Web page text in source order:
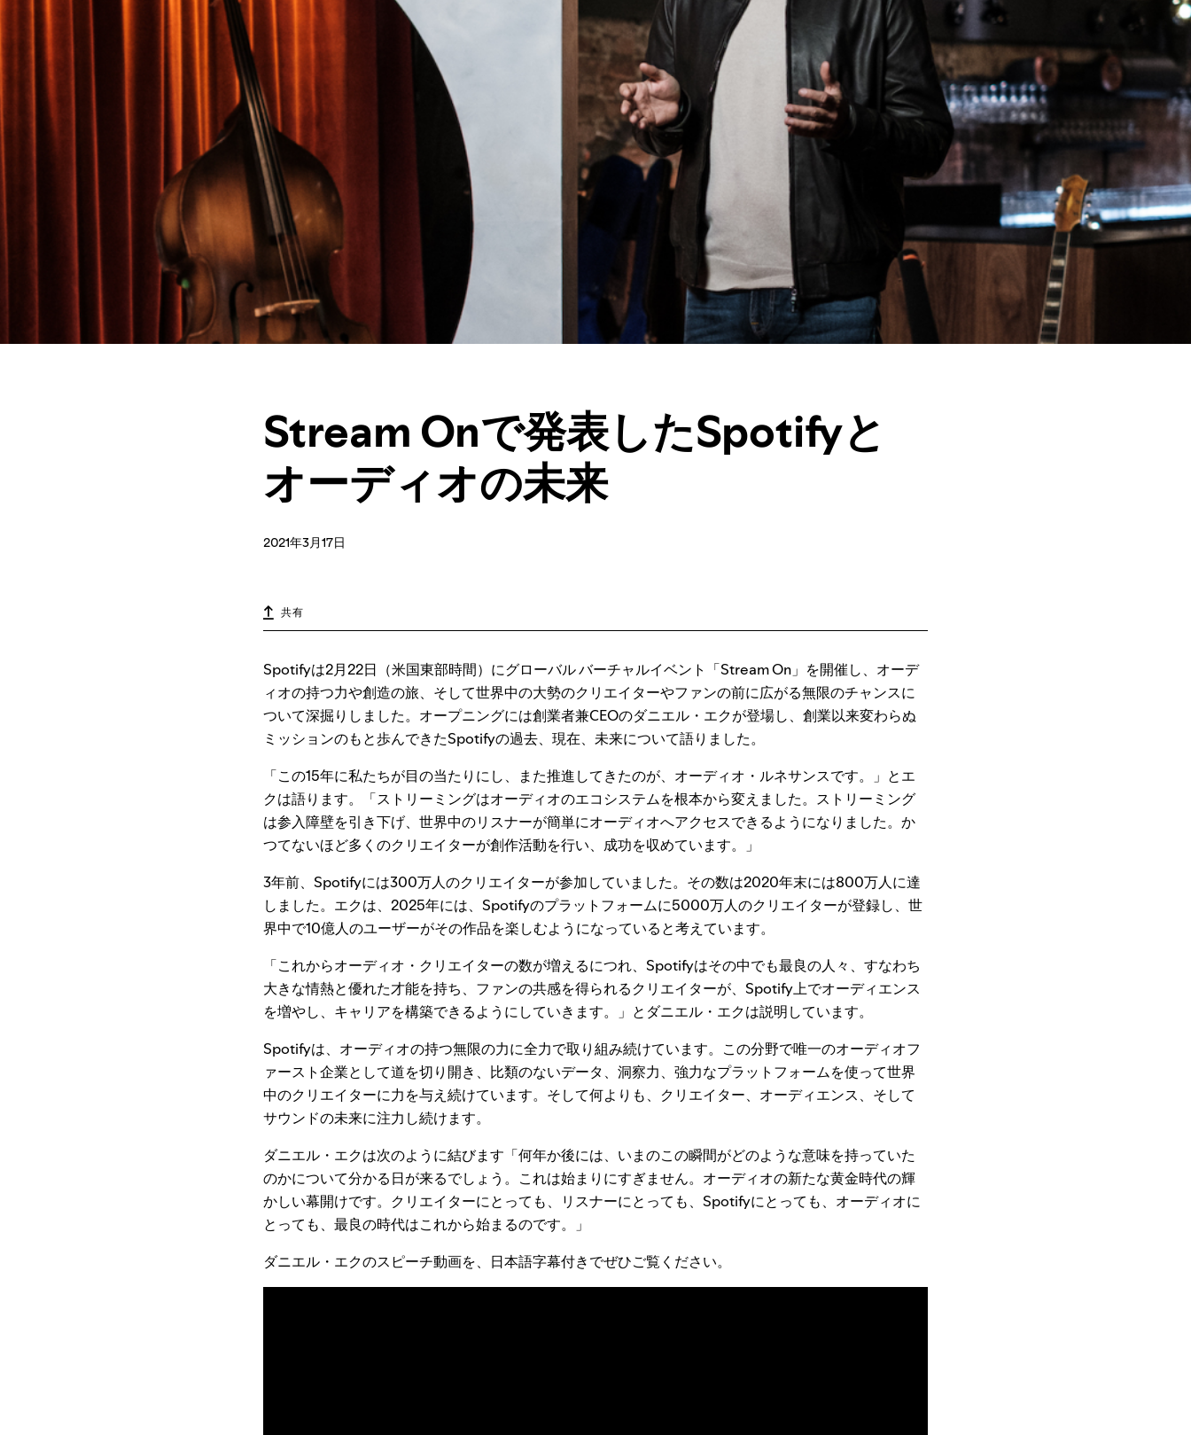
Stream Onで発表したSpotifyと
オーディオの未来
2021年3月17日
共有
Spotifyは2月22日（米国東部時間）にグローバル バーチャルイベント「Stream On」を開催し、オーデ
ィオの持つ力や創造の旅、そして世界中の大勢のクリエイターやファンの前に広がる無限のチャンスに
ついて深掘りしました。オープニングには創業者兼CEOのダニエル・エクが登場し、創業以来変わらぬ
ミッションのもと歩んできたSpotifyの過去、現在、未来について語りました。
「この15年に私たちが目の当たりにし、また推進してきたのが、オーディオ・ルネサンスです。」とエ
クは語ります。「ストリーミングはオーディオのエコシステムを根本から変えました。ストリーミング
は参入障壁を引き下げ、世界中のリスナーが簡単にオーディオへアクセスできるようになりました。か
つてないほど多くのクリエイターが創作活動を行い、成功を収めています。」
3年前、Spotifyには300万人のクリエイターが参加していました。その数は2020年末には800万人に達
しました。エクは、2025年には、Spotifyのプラットフォームに5000万人のクリエイターが登録し、世
界中で10億人のユーザーがその作品を楽しむようになっていると考えています。
「これからオーディオ・クリエイターの数が増えるにつれ、Spotifyはその中でも最良の人々、すなわち
大きな情熱と優れた才能を持ち、ファンの共感を得られるクリエイターが、Spotify上でオーディエンス
を増やし、キャリアを構築できるようにしていきます。」とダニエル・エクは説明しています。
Spotifyは、オーディオの持つ無限の力に全力で取り組み続けています。この分野で唯一のオーディオフ
ァースト企業として道を切り開き、比類のないデータ、洞察力、強力なプラットフォームを使って世界
中のクリエイターに力を与え続けています。そして何よりも、クリエイター、オーディエンス、そして
サウンドの未来に注力し続けます。
ダニエル・エクは次のように結びます「何年か後には、いまのこの瞬間がどのような意味を持っていた
のかについて分かる日が来るでしょう。これは始まりにすぎません。オーディオの新たな黄金時代の輝
かしい幕開けです。クリエイターにとっても、リスナーにとっても、Spotifyにとっても、オーディオに
とっても、最良の時代はこれから始まるのです。」
ダニエル・エクのスピーチ動画を、日本語字幕付きでぜひご覧ください。